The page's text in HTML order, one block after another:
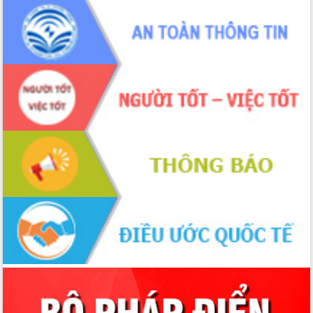
sầu riêng tại Đắk Lắk
Trình diễn nghệ thuật chế biến các
món ăn từ sầu riêng
Đắk Lắk công bố Quy hoạch và xúc
tiến đầu tư tỉnh
Ngành cá ngừ Đắk Lắk chủ động thích
ứng để giữ vững thị trường xuất khẩu
Diễn đàn Kinh tế tư nhân Việt Nam đột
phá cơ chế - Hợp tác công tư
Đề án 06 tạo bước ngoặt đột phá trong
cải cách hành chính tỉnh Đắk Lắk
Kết nối tour, đẩy mạnh chuyển đổi số
để phát triển du lịch Đắk Lắk
Khởi động Dự án Đầu tư xây dựng hạ
tầng kỹ thuật Cụm công nghiệp Tân
Tiến
Gặp mặt các cơ quan báo chí nhân Kỷ
niệm 101 năm Ngày Báo chí Cách
Đắk Lắk sơ kết 4 năm triển khai thực